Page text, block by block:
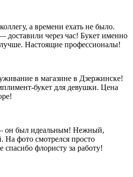
а времени ехать не было.
доставили через час! Букет именно
Настоящие профессионалы!
в магазине в Дзержинске!
букет для девушки. Цена
он был идеальным! Нежный,
На фото смотрелся просто
спасибо флористу за работу!